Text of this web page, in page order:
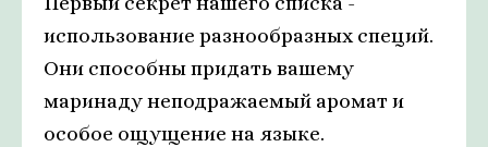
использование разнообразных специй.
Они способны придать вашему
маринаду неподражаемый аромат и
особое ощущение на языке.